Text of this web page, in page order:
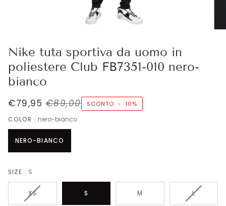
Nike tuta sportiva da uomo in
poliestere Club FB7351-010 nero-
bianco
€79,95 €89,00 SCONTO • 10%
COLOR nero-bianco
NERO-BIANCO
SIZE S
XSVARIANTE
S M LVARIANTE